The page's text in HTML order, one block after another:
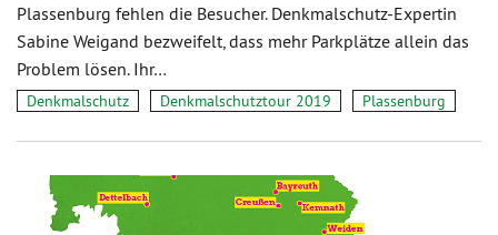
Plassenburg fehlen die Besucher. Denkmalschutz-Expertin
Sabine Weigand bezweifelt, dass mehr Parkplätze allein das
Problem lösen. Ihr…
Denkmalschutz Denkmalschutztour 2019 Plassenburg